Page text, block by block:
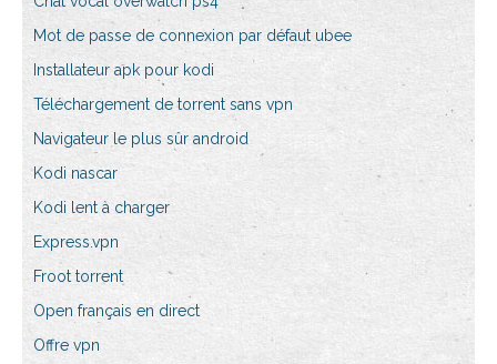
Mot de passe de connexion par défaut ubee
Installateur apk pour kodi
Téléchargement de torrent sans vpn
Navigateur le plus sûr android
Kodi nascar
Kodi lent à charger
Express.vpn
Froot torrent
Open français en direct
Offre vpn